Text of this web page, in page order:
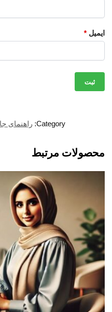
ایمیل *
Category: راهنمای
محصولات مرتبط